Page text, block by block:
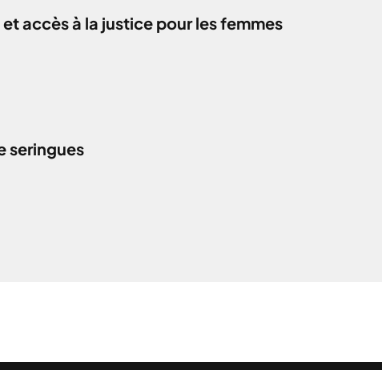
accès à la justice pour les femmes
seringues